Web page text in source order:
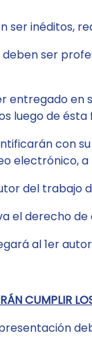
ser inéditos,
ser
entregado en
luego de ésta
con
electrónico, a
del trabajo
el derecho
al 1er
CUMPLIR